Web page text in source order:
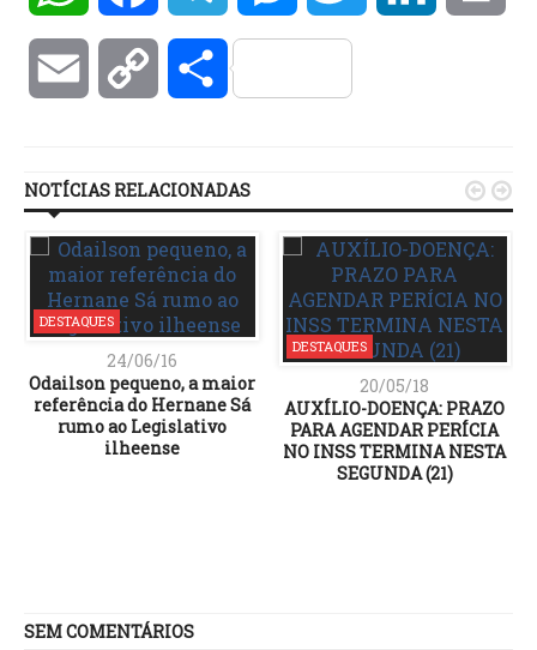
Email Copy Compartilhar
NOTÍCIAS RELACIONADAS
DESTAQUES
24/06/16
Odailson pequeno, a maior
referência do Hernane Sá
rumo ao Legislativo
ilheense
DESTAQUES
20/05/18
AUXÍLIO-DOENÇA: PRAZO
PARA AGENDAR PERÍCIA
NO INSS TERMINA NESTA
SEGUNDA (21)
 
SEM COMENTÁRIOS